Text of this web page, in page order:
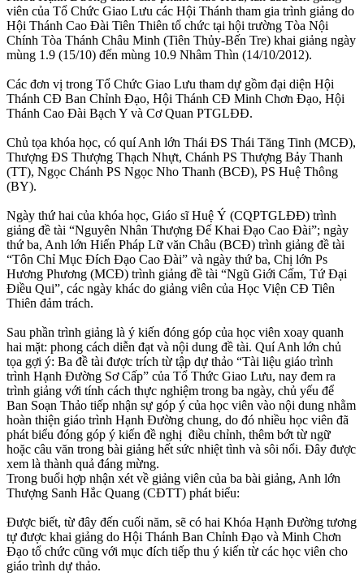
viên của Tổ Chức Giao Lưu các Hội Thánh tham gia trình giảng do
Hội Thánh Cao Đài Tiên Thiên tổ chức tại hội trường Tòa Nội
Chính Tòa Thánh Châu Minh (Tiên Thủy-Bến Tre) khai giảng ngày
mùng 1.9 (15/10) đến mùng 10.9 Nhâm Thìn (14/10/2012).
Các đơn vị trong Tổ Chức Giao Lưu tham dự gồm đại diện Hội
Thánh CĐ Ban Chỉnh Đạo, Hội Thánh CĐ Minh Chơn Đạo, Hội
Thánh Cao Đài Bạch Y và Cơ Quan PTGLĐĐ.
Chủ tọa khóa học, có quí Anh lớn Thái ĐS Thái Tăng Tinh (MCĐ),
Thượng ĐS Thượng Thạch Nhựt, Chánh PS Thượng Bảy Thanh
(TT), Ngọc Chánh PS Ngọc Nho Thanh (BCĐ), PS Huệ Thông
(BY).
Ngày thứ hai của khóa học, Giáo sĩ Huệ Ý (CQPTGLĐĐ) trình
giảng đề tài “Nguyên Nhân Thượng Đế Khai Đạo Cao Đài”; ngày
thứ ba, Anh lớn Hiến Pháp Lữ văn Châu (BCĐ) trình giảng đề tài
“Tôn Chỉ Mục Đích Đạo Cao Đài” và ngày thứ ba, Chị lớn Ps
Hương Phương (MCĐ) trình giảng đề tài “Ngũ Giới Cấm, Tứ Đại
Điều Qui”, các ngày khác do giảng viên của Học Viện CĐ Tiên
Thiên đảm trách.
Sau phần trình giảng là ý kiến đóng góp của học viên xoay quanh
hai mặt: phong cách diễn đạt và nội dung đề tài. Quí Anh lớn chủ
tọa gợi ý: Ba đề tài được trích từ tập dự thảo “Tài liệu giáo trình
trình Hạnh Đường Sơ Cấp” của Tổ Thức Giao Lưu, nay đem ra
trình giảng với tính cách thực nghiệm trong ba ngày, chủ yếu để
Ban Soạn Thảo tiếp nhận sự góp ý của học viên vào nội dung nhằm
hoàn thiện giáo trình Hạnh Đường chung, do đó nhiều học viên đã
phát biểu đóng góp ý kiến đề nghị điều chỉnh, thêm bớt từ ngữ
hoặc câu văn trong bài giảng hết sức nhiệt tình và sôi nổi. Đây được
xem là thành quả đáng mừng.
Trong buổi hợp nhận xét về giảng viên của ba bài giảng, Anh lớn
Thượng Sanh Hắc Quang (CĐTT) phát biểu:
Được biết, từ đây đến cuối năm, sẽ có hai Khóa Hạnh Đường tương
tự được khai giảng do Hội Thánh Ban Chỉnh Đạo và Minh Chơn
Đạo tổ chức cũng với mục đích tiếp thu ý kiến từ các học viên cho
giáo trình dự thảo.